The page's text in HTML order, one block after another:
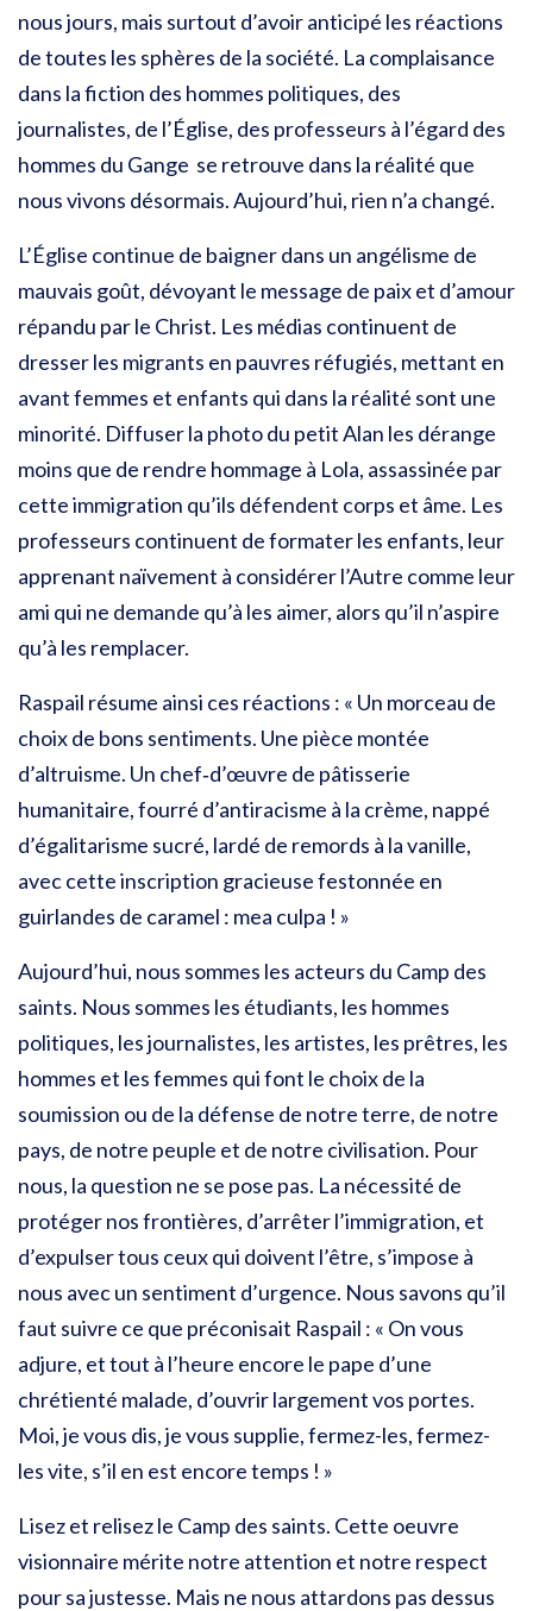
nous jours, mais surtout d’avoir anticipé les réactions
de toutes les sphères de la société. La complaisance
dans la fiction des hommes politiques, des
journalistes, de l’Église, des professeurs à l’égard des
hommes du Gange se retrouve dans la réalité que
nous vivons désormais. Aujourd’hui, rien n’a changé.
L’Église continue de baigner dans un angélisme de
mauvais goût, dévoyant le message de paix et d’amour
répandu par le Christ. Les médias continuent de
dresser les migrants en pauvres réfugiés, mettant en
avant femmes et enfants qui dans la réalité sont une
minorité. Diffuser la photo du petit Alan les dérange
moins que de rendre hommage à Lola, assassinée par
cette immigration qu’ils défendent corps et âme. Les
professeurs continuent de formater les enfants, leur
apprenant naïvement à considérer l’Autre comme leur
ami qui ne demande qu’à les aimer, alors qu’il n’aspire
qu’à les remplacer.
Raspail résume ainsi ces réactions : « Un morceau de
choix de bons sentiments. Une pièce montée
d’altruisme. Un chef‑d’œuvre de pâtisserie
humanitaire, fourré d’antiracisme à la crème, nappé
d’égalitarisme sucré, lardé de remords à la vanille,
avec cette inscription gracieuse festonnée en
guirlandes de caramel : mea culpa ! »
Aujourd’hui, nous sommes les acteurs du Camp des
saints. Nous sommes les étudiants, les hommes
politiques, les journalistes, les artistes, les prêtres, les
hommes et les femmes qui font le choix de la
soumission ou de la défense de notre terre, de notre
pays, de notre peuple et de notre civilisation. Pour
nous, la question ne se pose pas. La nécessité de
protéger nos frontières, d’arrêter l’immigration, et
d’expulser tous ceux qui doivent l’être, s’impose à
nous avec un sentiment d’urgence. Nous savons qu’il
faut suivre ce que préconisait Raspail : « On vous
adjure, et tout à l’heure encore le pape d’une
chrétienté malade, d’ouvrir largement vos portes.
Moi, je vous dis, je vous supplie, fermez-les, fermez-
les vite, s’il en est encore temps ! »
Lisez et relisez le Camp des saints. Cette oeuvre
visionnaire mérite notre attention et notre respect
pour sa justesse. Mais ne nous attardons pas dessus